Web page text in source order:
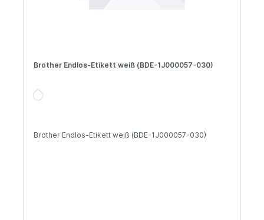
Brother Endlos-Etikett weiß (BDE-1J000057-030)
Brother Endlos-Etikett weiß (BDE-1J000057-030)